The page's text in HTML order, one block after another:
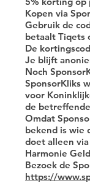
Kopen via
Gebruik de
betaalt Tiqets
De
Je blijft
Noch
SponsorKliks
voor
de
Omdat
bekend is wie
doet alleen
Harmonie
Bezoek de
https://